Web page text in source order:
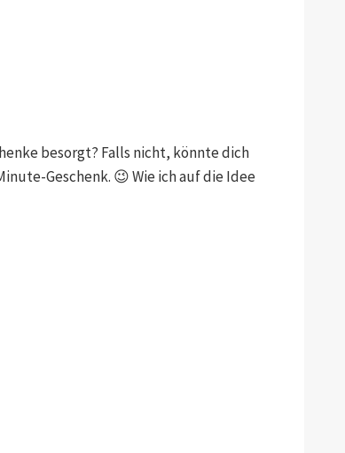
besorgt? Falls nicht, könnte dich
Geschenk. 😉 Wie ich auf die Idee